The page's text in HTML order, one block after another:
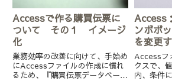
Accessへデータを移行する必要
があります。そこで今回は、
AccessファイルへExcelデータ
を簡単にインポートする方法を紹
介します。
Accessで作る購買伝票に
ついて その１ イメージ
化
業務効率の改善に向けて、手始め
にAccessファイルの作成に慣れ
るため、『購買伝票データベース
Access
ンボボ
を変更
Accessフ
クスで、
内、条件